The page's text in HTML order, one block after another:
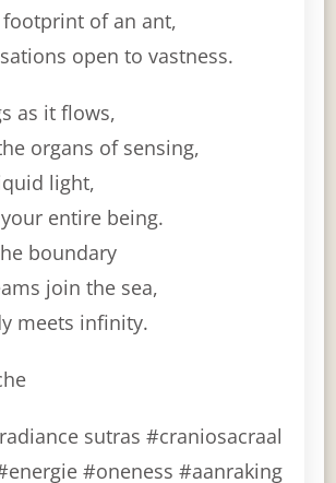
footprint of an ant,
open to vastness.
as it flows,
organs of sensing,
light,
entire being.
boundary
join the sea,
meets infinity.
sutras #craniosacraal
#oneness #aanraking